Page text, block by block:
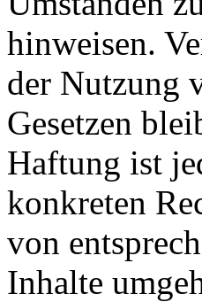
hinweisen.
der Nutzung
Gesetzen
Haftung ist
konkreten
von
Inhalte